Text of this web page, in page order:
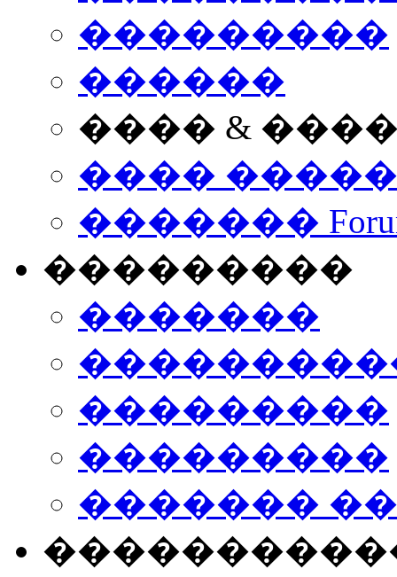
���������
������
���� &
����
�������
���������
�������
���������
���������
�������